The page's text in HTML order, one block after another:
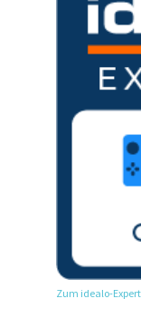
Zum idealo-